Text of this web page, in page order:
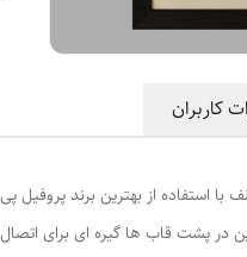
کاربران
با استفاده از بهترین برند
پشت قاب ها گیره ای برای